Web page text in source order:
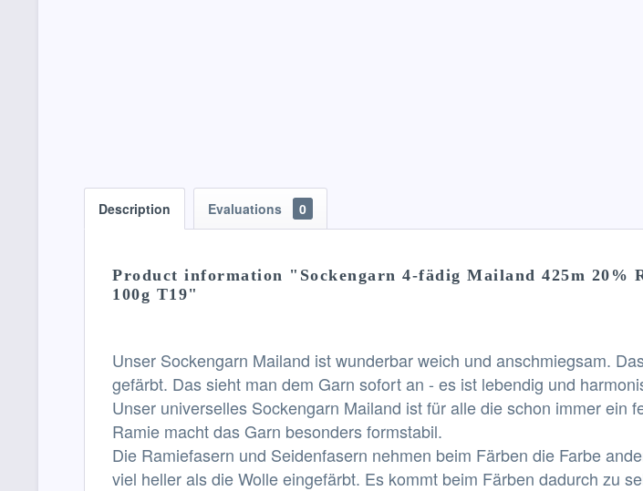
Description Evaluations 0
Product information "Sockengarn 4-fädig Mailand 425m 20%
100g T19"
Unser Sockengarn Mailand ist wunderbar weich und anschmiegsam.
gefärbt. Das sieht man dem Garn sofort an - es ist lebendig und
Unser universelles Sockengarn Mailand ist für alle die schon immer ein
Ramie macht das Garn besonders formstabil.
Die Ramiefasern und Seidenfasern nehmen beim Färben die Farbe
viel heller als die Wolle eingefärbt. Es kommt beim Färben dadurch zu